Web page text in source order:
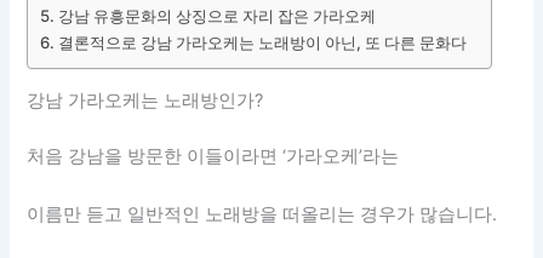
강남 유흥문화의 상징으로 자리 잡은 가라오케
결론적으로 강남 가라오케는 노래방이 아닌, 또 다른 문화다
강남 가라오케는 노래방인가?
처음 강남을 방문한 이들이라면 ‘가라오케’라는
이름만 듣고 일반적인 노래방을 떠올리는 경우가 많습니다.